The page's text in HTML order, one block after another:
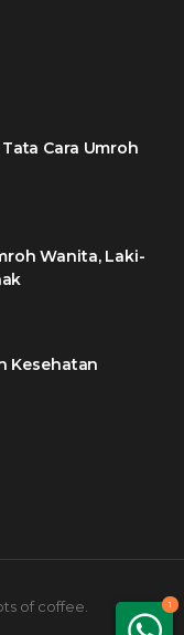
1
Cara Umroh
Wanita, Laki-
Kesehatan
of coffee.